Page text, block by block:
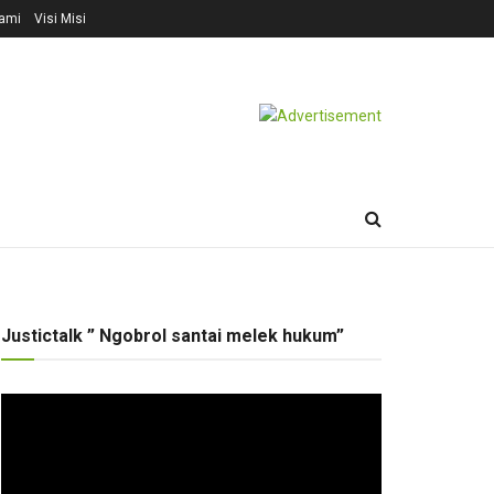
Visi Misi
Justictalk ” Ngobrol santai melek hukum”